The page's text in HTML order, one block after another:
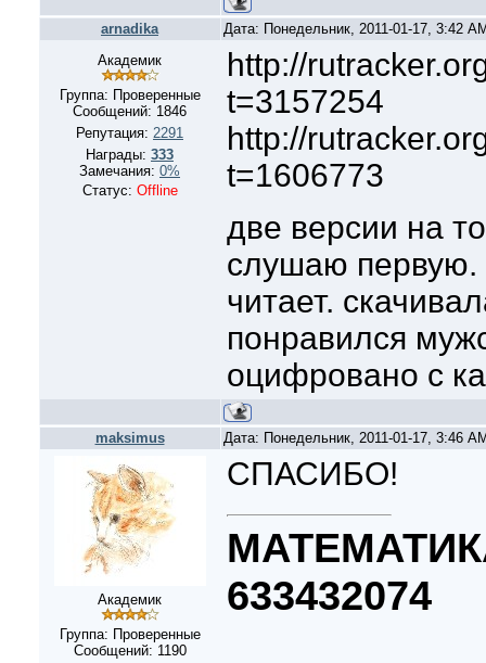
arnadika
Дата: Понедельник, 2011-01-17, 3:42
Академик
Группа: Проверенные
Сообщений: 1846
Репутация: 2291
Награды: 333
Замечания: 0%
Статус: Offline
http://
t=3157254
http://
t=1606773
две версии на
слушаю первую.
читает.
понравился
оцифровано с
maksimus Дата: Понедельник, 2011-01-17, 3:46
Академик
Группа: Проверенные
Сообщений: 1190
СПАСИБО!
633432074